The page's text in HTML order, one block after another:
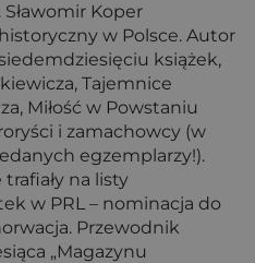
Koper
w Polsce. Autor
książek,
Tajemnice
Miłość w Powstaniu
i zamachowcy (w
egzemplarzy!).
na listy
w PRL – nominacja do
Przewodnik
„Magazynu